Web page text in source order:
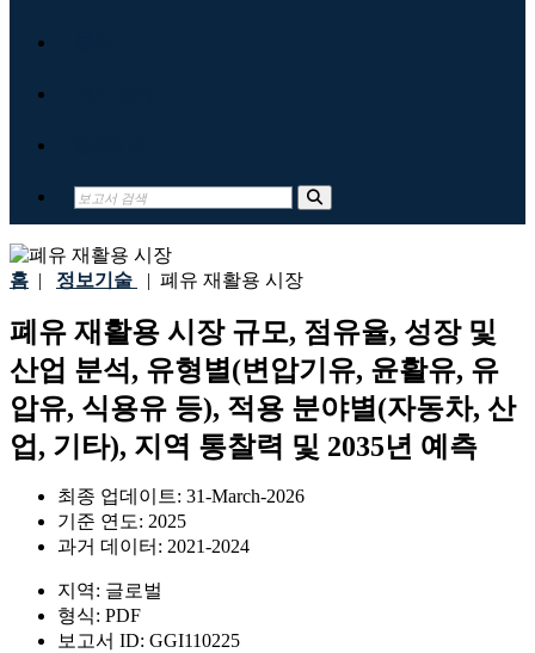
홈 | 정보기술 | 폐유 재활용 시장
폐유 재활용 시장 규모, 점유율, 성장 및
산업 분석, 유형별(변압기유, 윤활유, 유
압유, 식용유 등), 적용 분야별(자동차, 산
업, 기타), 지역 통찰력 및 2035년 예측
최종 업데이트: 31-March-2026
기준 연도: 2025
과거 데이터: 2021-2024
지역: 글로벌
형식: PDF
보고서 ID: GGI110225